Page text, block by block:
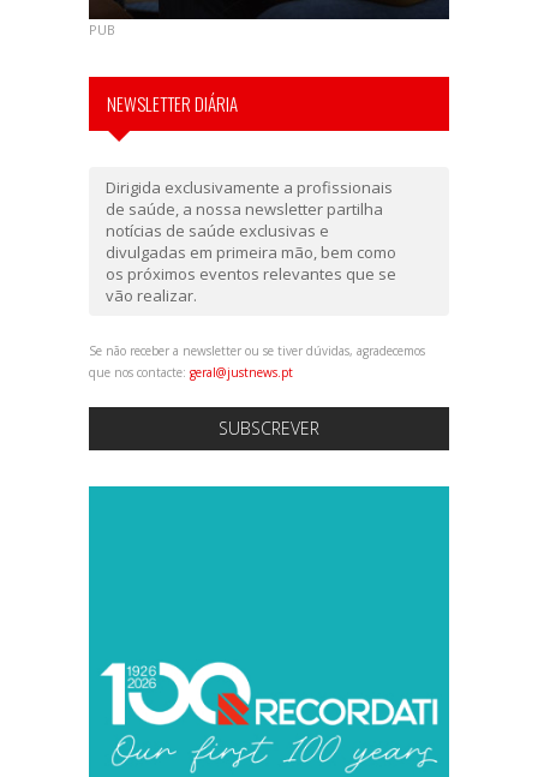
PUB
NEWSLETTER DIÁRIA
Dirigida exclusivamente a profissionais
de saúde, a nossa newsletter partilha
notícias de saúde exclusivas e
divulgadas em primeira mão, bem como
os próximos eventos relevantes que se
vão realizar.
Se não receber a newsletter ou se tiver dúvidas, agradecemos
que nos contacte: geral@justnews.pt
SUBSCREVER